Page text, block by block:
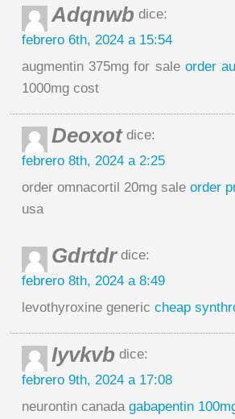
Adqnwb dice:
febrero 6th, 2024 a 15:54
augmentin 375mg for sale order
1000mg cost
Deoxotdice:
febrero 8th, 2024 a 2:25
order omnacortil 20mg sale order
usa
Gdrtdrdice:
febrero 8th, 2024 a 8:49
levothyroxine generic cheap
Iyvkvb dice:
febrero 9th, 2024 a 17:08
neurontin canada gabapentin